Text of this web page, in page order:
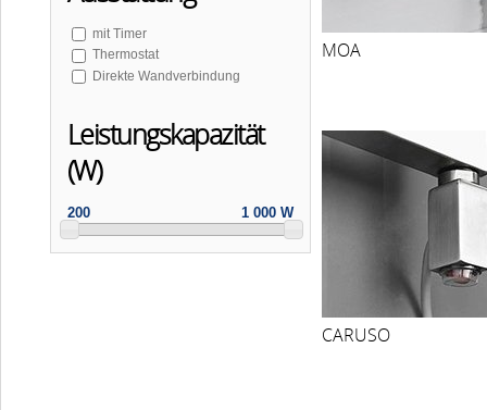
mit Timer
Thermostat
Direkte Wandverbindung
Leistungskapazität
(W)
200 1 000 W
MOA
CARUSO